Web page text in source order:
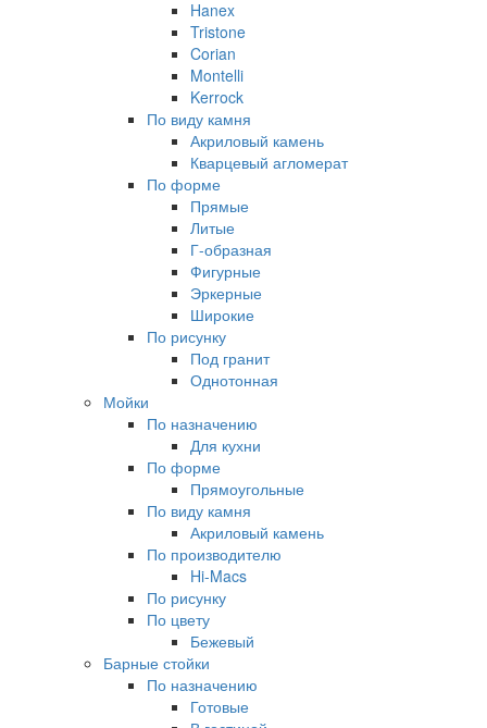
Hanex
Tristone
Corian
Montelli
Kerrock
По виду камня
Акриловый камень
Кварцевый агломерат
По форме
Прямые
Литые
Г-образная
Фигурные
Эркерные
Широкие
По рисунку
Под гранит
Однотонная
Мойки
По назначению
Для кухни
По форме
Прямоугольные
По виду камня
Акриловый камень
По производителю
Hi-Macs
По рисунку
По цвету
Бежевый
Барные стойки
По назначению
Готовые